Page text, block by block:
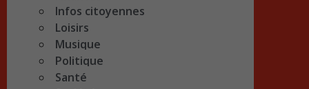
Infos citoyennes
Loisirs
Musique
Politique
Santé